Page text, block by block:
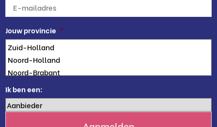
mailadres *
Jouw provincie *
Ik ben een: